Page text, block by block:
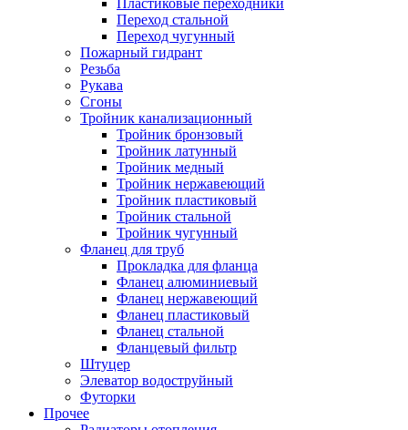
Пластиковые переходники
Переход стальной
Переход чугунный
Пожарный гидрант
Резьба
Рукава
Сгоны
Тройник канализационный
Тройник бронзовый
Тройник латунный
Тройник медный
Тройник нержавеющий
Тройник пластиковый
Тройник стальной
Тройник чугунный
Фланец для труб
Прокладка для фланца
Фланец алюминиевый
Фланец нержавеющий
Фланец пластиковый
Фланец стальной
Фланцевый фильтр
Штуцер
Элеватор водоструйный
Футорки
Прочее